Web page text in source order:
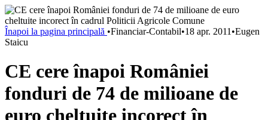
Înapoi la pagina principală •Financiar-Contabil•18 apr. 2011 •Eugen
Staicu
CE cere înapoi României
fonduri de 74 de milioane de
euro cheltuite incorect în